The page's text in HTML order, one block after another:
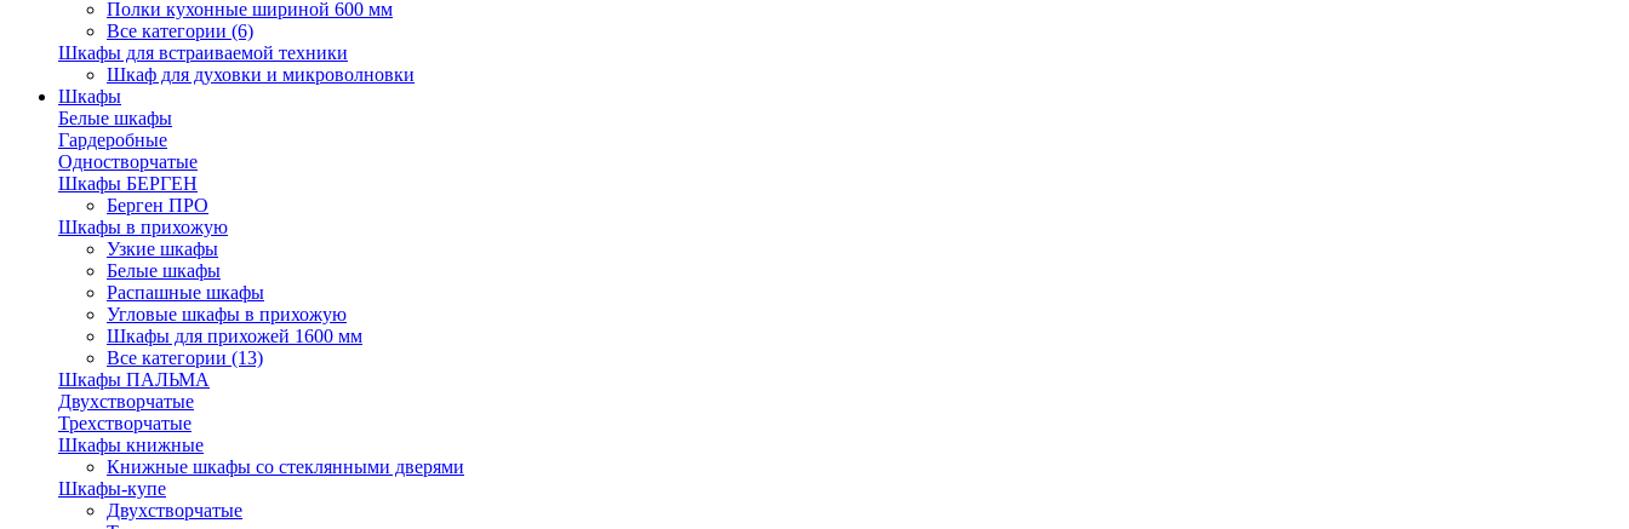
Полки кухонные шириной 600 мм
Все категории (6)
Шкафы для встраиваемой техники
Шкаф для духовки и микроволновки
Шкафы
Белые шкафы
Гардеробные
Одностворчатые
Шкафы БЕРГЕН
Берген ПРО
Шкафы в прихожую
Узкие шкафы
Белые шкафы
Распашные шкафы
Угловые шкафы в прихожую
Шкафы для прихожей 1600 мм
Все категории (13)
Шкафы ПАЛЬМА
Двухстворчатые
Трехстворчатые
Шкафы книжные
Книжные шкафы со стеклянными дверями
Шкафы-купе
Двухстворчатые